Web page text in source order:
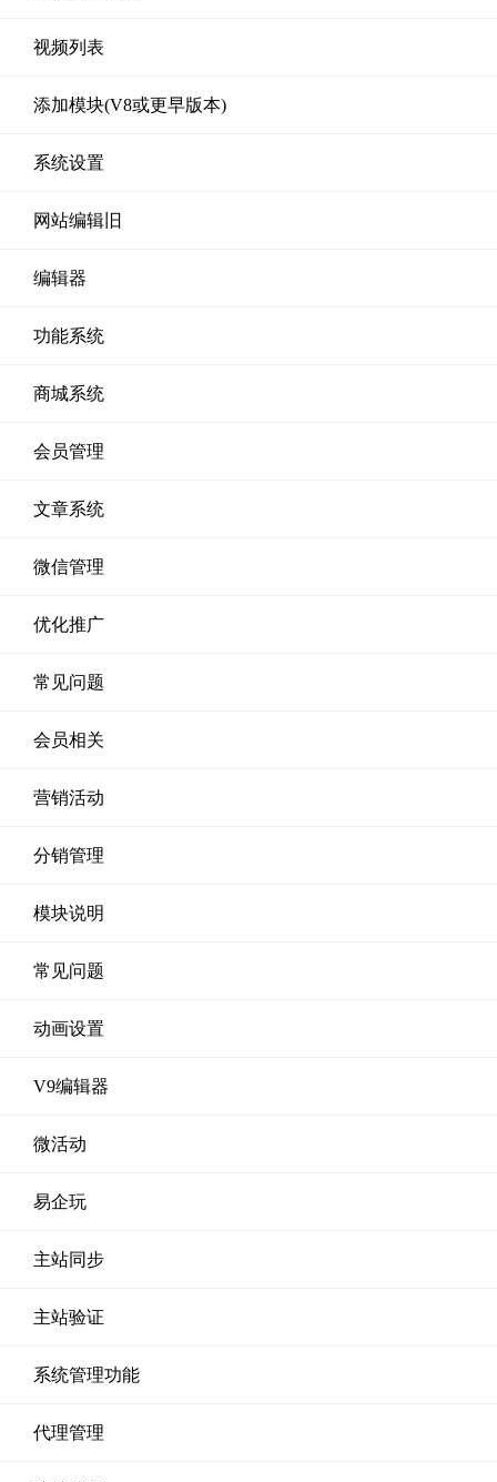
视频列表
添加模块(V8或更早版本)
系统设置
网站编辑旧
编辑器
功能系统
商城系统
会员管理
文章系统
微信管理
优化推广
常见问题
会员相关
营销活动
分销管理
模块说明
常见问题
动画设置
V9编辑器
微活动
易企玩
主站同步
主站验证
系统管理功能
代理管理